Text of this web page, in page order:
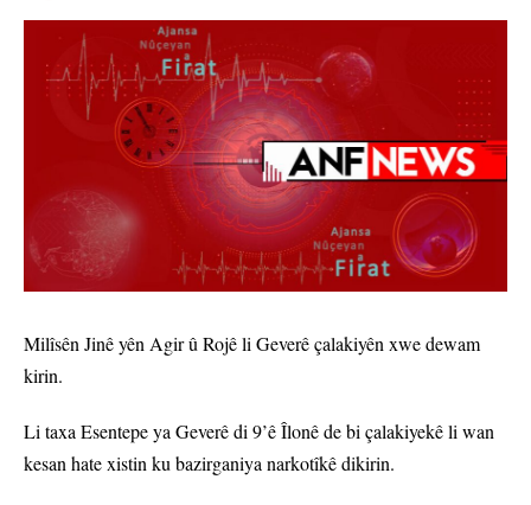
Milîsên Jinê yên Agir û Rojê li Geverê çalakiyên xwe dewam
kirin.
Li taxa Esentepe ya Geverê di 9’ê Îlonê de bi çalakiyekê li wan
kesan hate xistin ku bazirganiya narkotîkê dikirin.